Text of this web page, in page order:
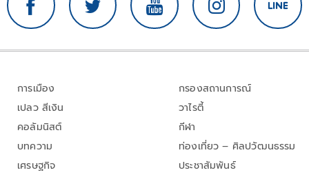
การเมือง
เปลว สีเงิน
คอลัมนิสต์
บทความ
เศรษฐกิจ
กรองสถานการณ์
วาไรตี้
กีฬา
ท่องเที่ยว – ศิลปวัฒนธรรม
ประชาสัมพันธ์